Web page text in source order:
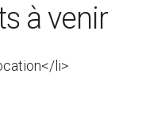
à venir
li>